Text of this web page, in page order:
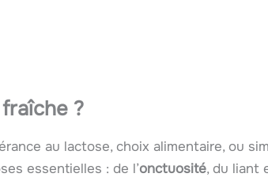
?
au lactose, choix alimentaire, ou
essentielles : de l’onctuosité, du liant